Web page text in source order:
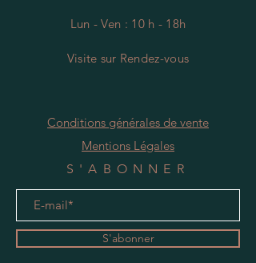
Lun - Ven : 10 h - 18h
Visite sur Rendez-vous
Conditions générales de vente
Mentions Légales
S'ABONNER
S'abonner